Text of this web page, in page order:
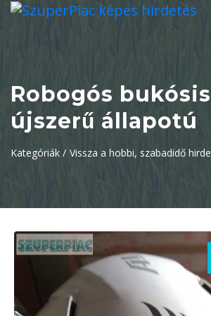
Robogós
újszerű állapotú
Kategóriák / Vissza a hobbi, szabadidő